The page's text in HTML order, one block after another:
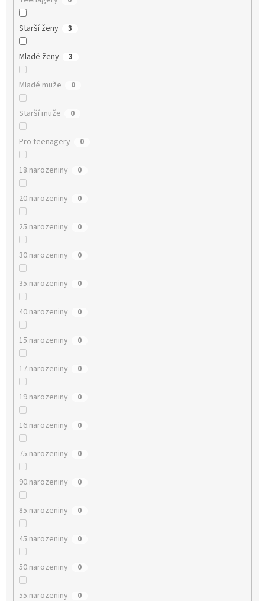
Starší ženy 3
Mladé ženy 3
Mladé muže 0
Starší muže 0
Pro teenagery 0
18.narozeniny 0
20.narozeniny 0
25.narozeniny 0
30.narozeniny 0
35.narozeniny 0
40.narozeniny 0
15.narozeniny 0
17.narozeniny 0
19.narozeniny 0
16.narozeniny 0
75.narozeniny 0
90.narozeniny 0
85.narozeniny 0
45.narozeniny 0
50.narozeniny 0
55.narozeniny 0